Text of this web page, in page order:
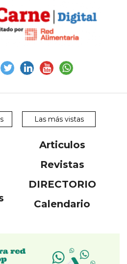
Las más vistas
Articulos
Revistas
DIRECTORIO
Calendario